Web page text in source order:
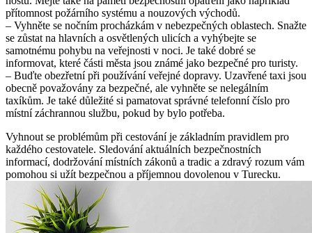
přítomnost požárního systému a nouzových východů.
– Vyhněte se nočním procházkám v nebezpečných oblastech. Snažte
se zůstat na hlavních a osvětlených ulicích a vyhýbejte se
samotnému pohybu na veřejnosti v noci. Je také dobré se
informovat, které části města jsou známé jako bezpečné pro turisty.
– Buďte obezřetní při používání veřejné dopravy. Uzavřené taxi jsou
obecně považovány za bezpečné, ale vyhněte se nelegálním
taxíkům. Je také důležité si pamatovat správné telefonní číslo pro
místní záchrannou službu, pokud by bylo potřeba.
Vyhnout se problémům při cestování je základním pravidlem pro
každého cestovatele. Sledování aktuálních bezpečnostních
informací, dodržování místních zákonů a tradic a zdravý rozum vám
pomohou si užít bezpečnou a příjemnou dovolenou v Turecku.